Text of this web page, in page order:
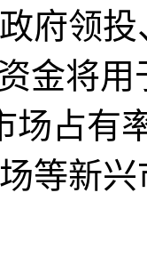
府领
金将
场占有
等新